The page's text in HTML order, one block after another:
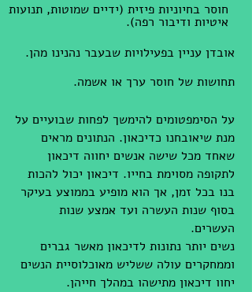
חוסר בחיוניות פיזית (ידיים שמוטות, תנועות
איטיות ודיבור רפה).
אובדן עניין בפעילויות שבעבר נהנינו מהן.
על הסימפטומים להימשך לפחות שבועיים על
מנת שיאובחנו כדיכאון. הנתונים מראים
שאחד מכל שישה אנשים יחווה דיכאון
לתקופה מסוימת בחייו. דיכאון יכול להכות
בנו בכל זמן, אך הוא מופיע בממוצע בעיקר
בסוף שנות העשרה ועד אמצע שנות
העשרים.
נשים יותר נתונות לדיכאון מאשר גברים
וממחקרים עולה ששליש מאוכלוסיית הנשים
יחוו דיכאון מתישהו במהלך חייהן.
תחושות של חוסר ערך או אשמה.